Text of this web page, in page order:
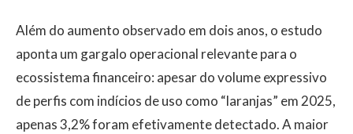
Além do aumento observado em dois anos, o estudo
aponta um gargalo operacional relevante para o
ecossistema financeiro: apesar do volume expressivo
de perfis com indícios de uso como “laranjas” em 2025,
apenas 3,2% foram efetivamente detectado. A maior